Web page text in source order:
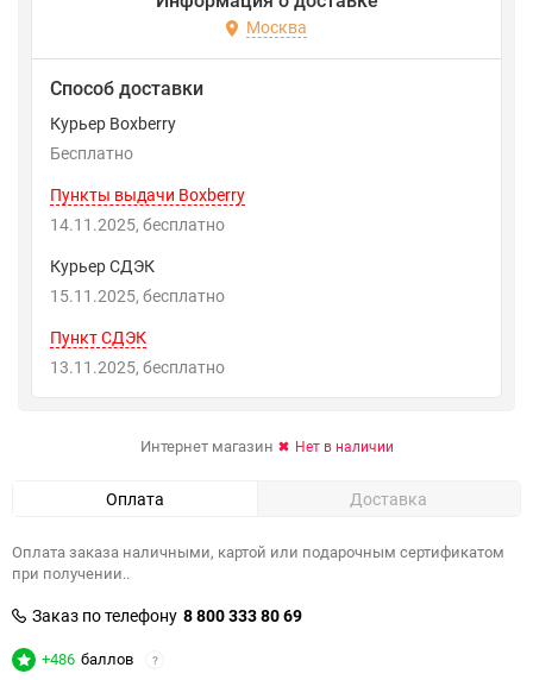
Москва
Способ доставки
Курьер Boxberry
Бесплатно
Пункты выдачи Boxberry
14.11.2025
Бесплатно
Курьер СДЭК
15.11.2025
Бесплатно
Пункт СДЭК
13.11.2025
Бесплатно
Интернет магазин Нет в наличии
Оплата Доставка
Оплата заказа наличными, картой или подарочным сертификатом
при получении..
Заказ по телефону 8 800 333 80 69
+486 баллов ?